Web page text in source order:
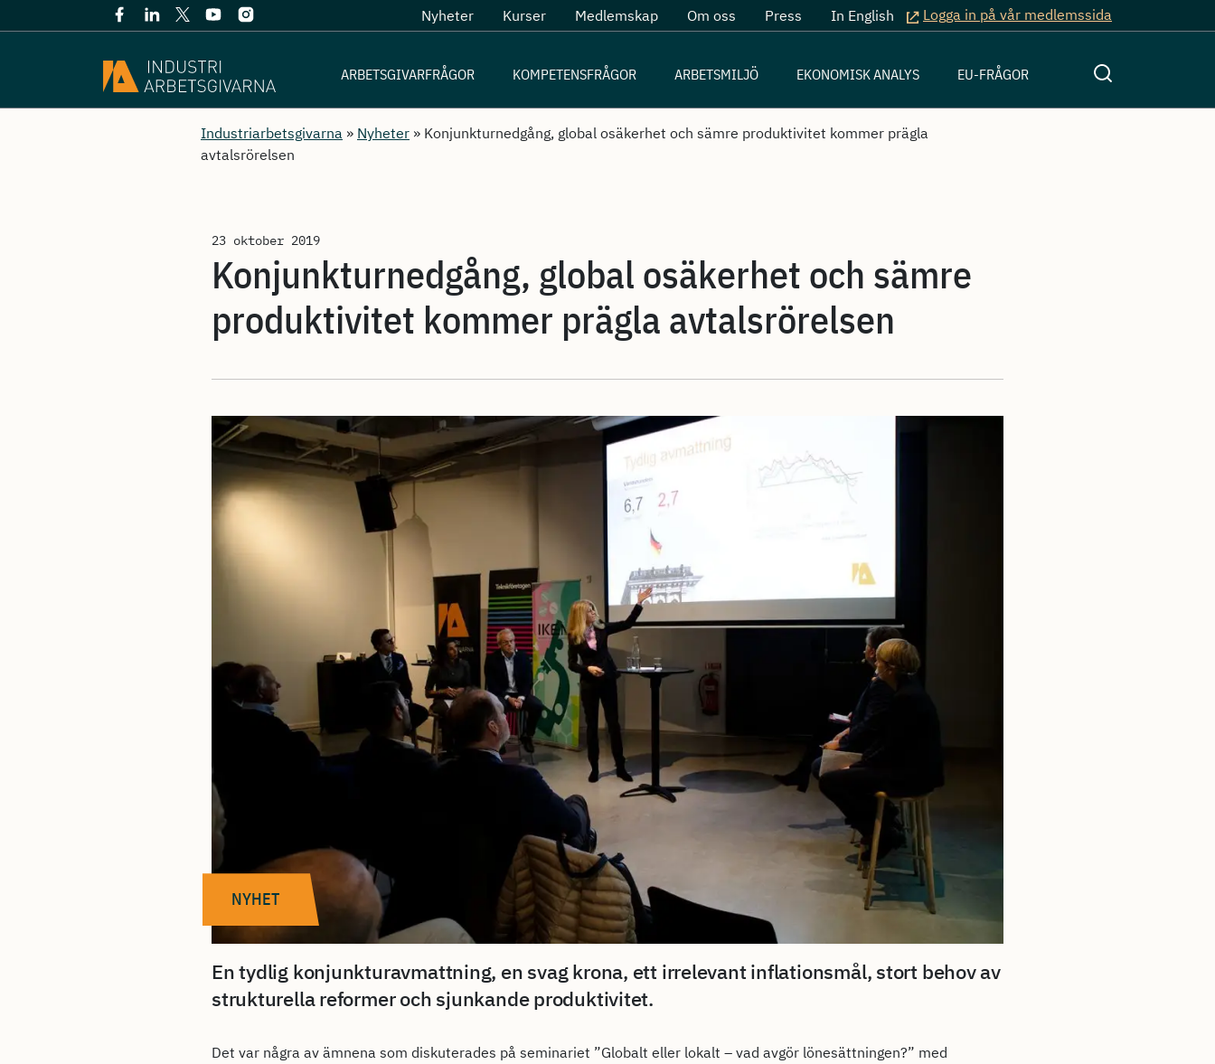
Nyheter Kurser Medlemskap Om oss Press In English Logga in på vår medlemssida
ARBETSGIVARFRÅGOR KOMPETENSFRÅGOR ARBETSMILJÖ EKONOMISK ANALYS EU-FRÅGOR
Industriarbetsgivarna » Nyheter » Konjunkturnedgång, global osäkerhet och sämre produktivitet kommer prägla
avtalsrörelsen
23 oktober 2019
Konjunkturnedgång, global osäkerhet och sämre
produktivitet kommer prägla avtalsrörelsen
NYHET
En tydlig konjunkturavmattning, en svag krona, ett irrelevant inflationsmål, stort behov av
strukturella reformer och sjunkande produktivitet.
Det var några av ämnena som diskuterades på seminariet ”Globalt eller lokalt – vad avgör lönesättningen?” med